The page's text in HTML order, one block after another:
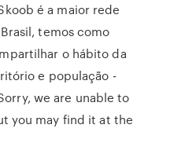
é a maior rede
temos como
o hábito da
e população -
we are unable to
you may find it at the